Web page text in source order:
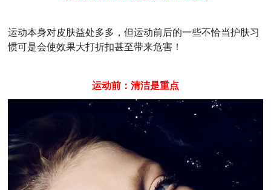
运动本身对皮肤益处多多，但运动前后的一些不恰当护肤习
惯可是会使效果大打折扣甚至带来危害！
运动前：清洁是重点